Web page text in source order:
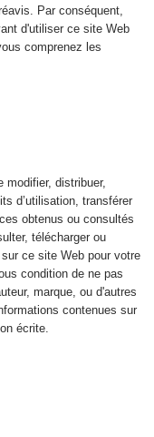
Par conséquent,
d'utiliser ce site Web
comprenez les
distribuer,
d’utilisation, transférer
obtenus ou consultés
télécharger ou
ce site Web pour votre
condition de ne pas
marque, ou d'autres
contenues sur
écrite.